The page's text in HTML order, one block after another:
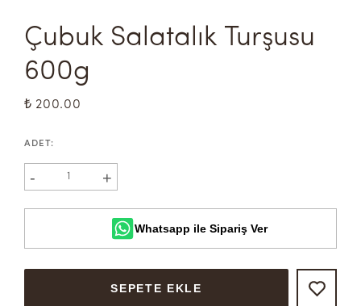
Çubuk Salatalık Turşusu
600g
₺ 200.00
ADET:
- 1 +
Whatsapp ile Sipariş Ver
SEPETE EKLE